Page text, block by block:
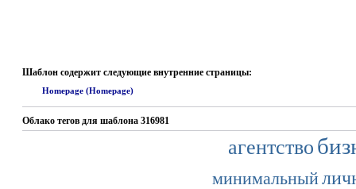
Шаблон содержит следующие внутренние страницы:
Homepage (Homepage)
Облако тегов для шаблона 316981
агентство
минимальный